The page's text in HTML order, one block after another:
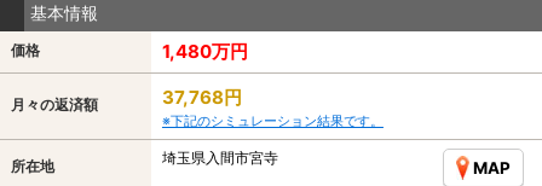
基本情報
価格 1,480万円
月々の返済額 37,768円
※下記のシミュレーション結果です。
所在地 埼玉県入間市宮寺
MAP